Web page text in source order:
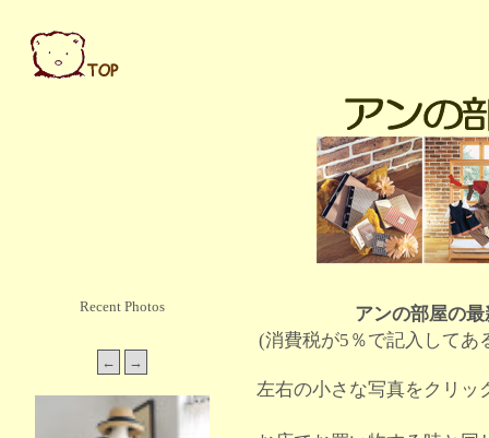
Recent Photos
アンの部屋の
(消費税が5％で記入してあ
左右の小さな写真をクリッ